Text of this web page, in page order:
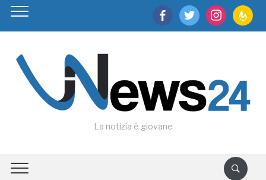
facebooktwitter instagram
La notizia è giovane